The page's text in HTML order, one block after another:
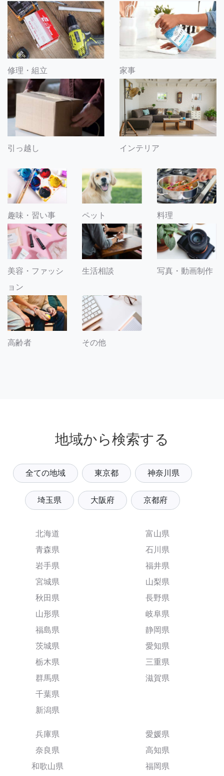
修理・組立 家事
引っ越し インテリア
趣味・習い事 ペット 料理
美容・ファッシ
ョン
生活相談 写真・動画制作
高齢者 その他
地域から検索する
全ての地域 東京都 神奈川県
埼玉県 大阪府 京都府
北海道
青森県
岩手県
宮城県
秋田県
山形県
福島県
茨城県
栃木県
群馬県
千葉県
新潟県
富山県
石川県
福井県
山梨県
長野県
岐阜県
静岡県
愛知県
三重県
滋賀県
兵庫県
奈良県
和歌山県
愛媛県
高知県
福岡県